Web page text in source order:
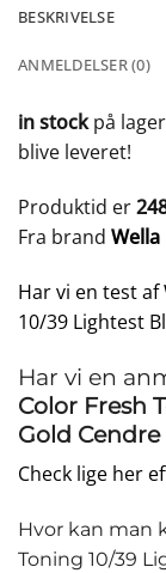
BESKRIVELSE
ANMELDELSER (0)
in stockpå
blive leveret!
Produktid er
Fra brand
Har vi en test
10/39 Lightest
Har vi en
Color Fresh
Gold Cendre
Check lige her
Hvor kan man
Toning 10/39